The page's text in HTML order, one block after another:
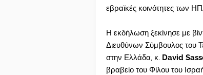
εβραϊκές κοινότητες των
Η εκδήλωση ξεκίνησε με
Διευθύνων Σύμβουλος του
στην Ελλάδα, κ. David
βραβείο του Φίλου του